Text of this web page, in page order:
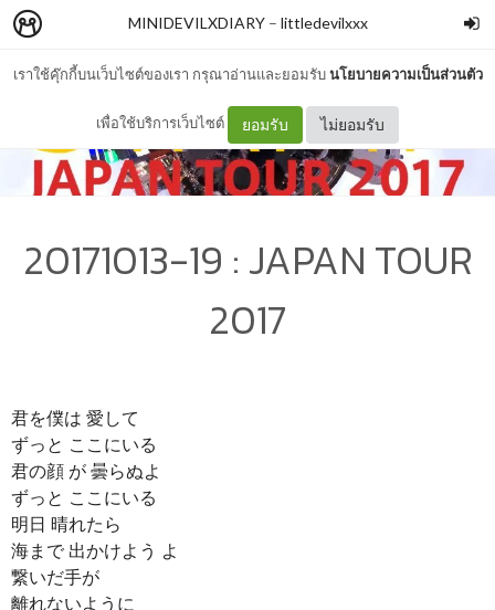
เราใช้คุ๊กกี้บนเว็บไซต์ของเรา กรุณาอ่านและยอมรับนโยบายความเป็นส่วนตัว
เพื่อใช้บริการเว็บไซต์ ยอมรับ ไม่ยอมรับ
MINIDEVILXDIARY– littledevilxxx
20171013-19 : JAPAN TOUR
2017
君を僕は 愛して
ずっと ここにいる
君の顔 が 曇らぬよ
ずっと ここにいる
明日 晴れたら
海まで 出かけよう よ
繋いだ手が
離れないように